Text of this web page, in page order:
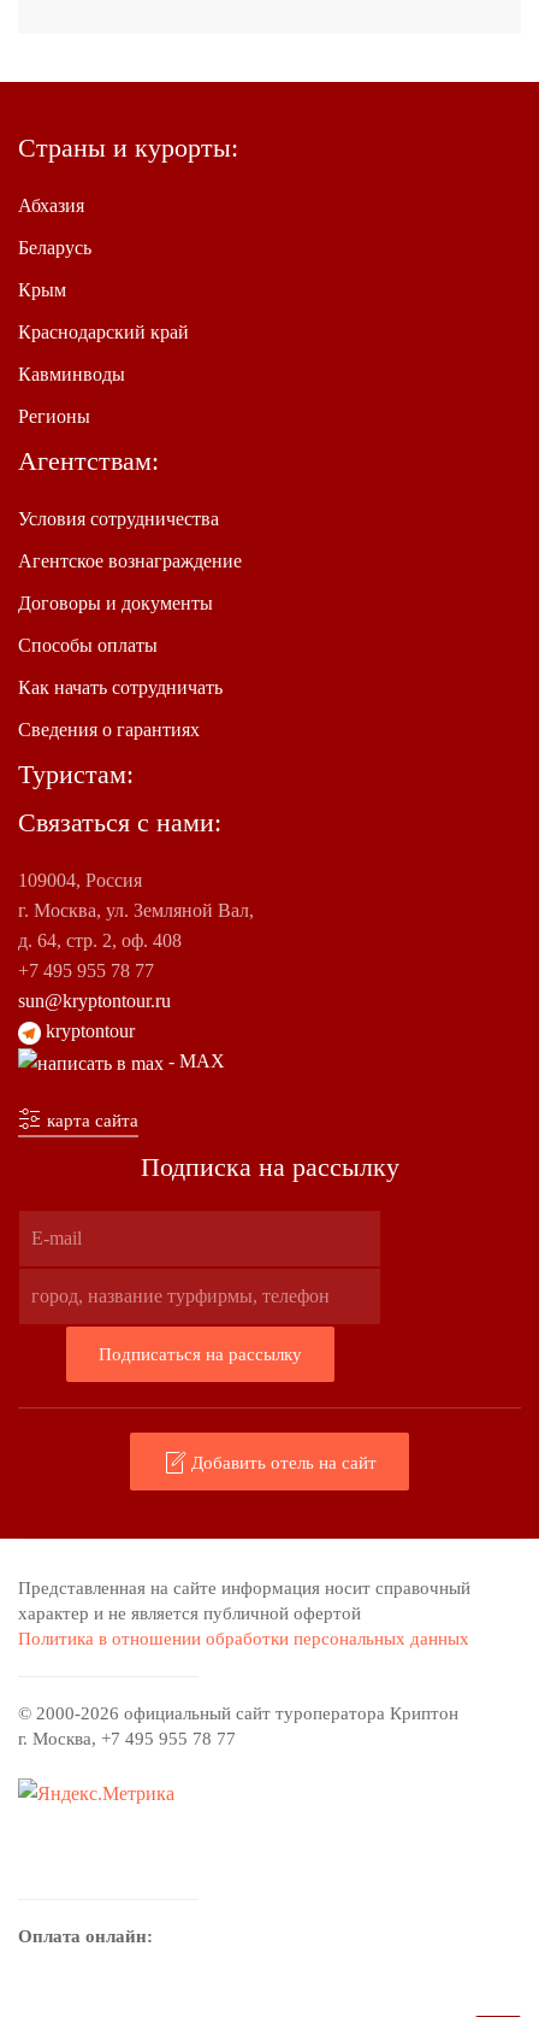
Страны и курорты:
Абхазия
Беларусь
Крым
Краснодарский край
Кавминводы
Регионы
Агентствам:
Условия сотрудничества
Агентское вознаграждение
Договоры и документы
Способы оплаты
Как начать сотрудничать
Сведения о гарантиях
Туристам:
Связаться с нами:
109004, Россия
г. Москва, ул. Земляной Вал,
д. 64, стр. 2, оф. 408
+7 495 955 78 77
sun@kryptontour.ru
kryptontour
- MAX
карта сайта
Подписка на рассылку
Добавить отель на сайт
Представленная на сайте информация носит справочный
характер и не является публичной офертой
Политика в отношении обработки персональных данных
© 2000-2026 официальный сайт туроператора Криптон
г. Москва, +7 495 955 78 77
Оплата онлайн: